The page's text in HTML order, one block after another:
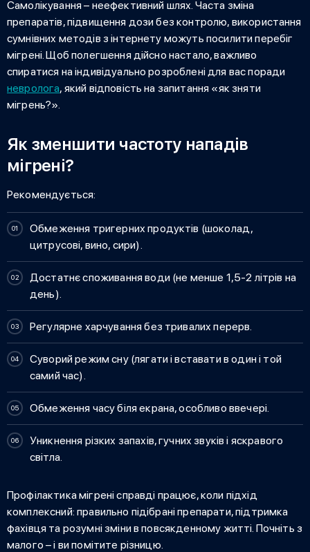
Самолікування – неефективний шлях. Часта зміна
препаратів, підвищення дози без контролю, використання
сумнівних методів з інтернету можуть посилити перебіг
мігрені. Щоб полегшення дійсно настало, важливо
спиратися на індивідуально розроблені для вас поради
невролога, який відповість на запитання «як зняти
мігрень?».
Як зменшити частоту нападів
мігрені?
Рекомендується:
Обмеження тригерних продуктів (шоколад,
цитрусові, вино, сири).
Достатнє споживання води (не менше 1,5-2 літрів на
день).
Регулярне харчування без тривалих перерв.
Суворий режим сну (лягати і вставати в один і той
самий час).
Обмеження часу біля екрана, особливо ввечері.
Уникнення різких запахів, гучних звуків і яскравого
світла.
Профілактика мігрені справді працює, коли підхід
комплексний: правильно підібрані препарати, підтримка
фахівця та розумні зміни в повсякденному житті. Почніть з
малого – і ви помітите різницю.